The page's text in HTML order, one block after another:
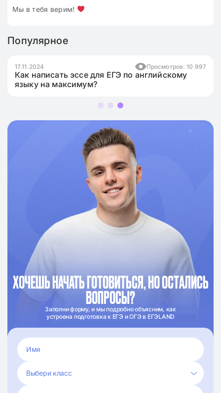
Мы в тебя верим!
ХОЧЕШЬ НАЧАТЬ ГОТОВИТЬСЯ, НО ОСТАЛИСЬ
ВОПРОСЫ?
Заполни форму, и мы подробно объясним, как
устроена подготовка к ЕГЭ и ОГЭ в ЕГЭLAND
Популярное
17.11.2024 Просмотров: 10 997
Как написать эссе для ЕГЭ по английскому
языку на максимум?